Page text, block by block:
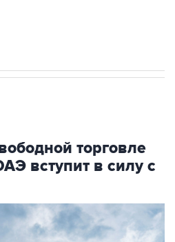
торговле
вступит в силу с